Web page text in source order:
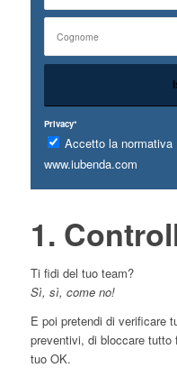
Privacy*
Accetto la
www.iubenda.com
1.
Ti fidi del tuo team?
Sì, sì, come no!
E poi pretendi di verificare
preventivi, di bloccare tutto
tuo OK.